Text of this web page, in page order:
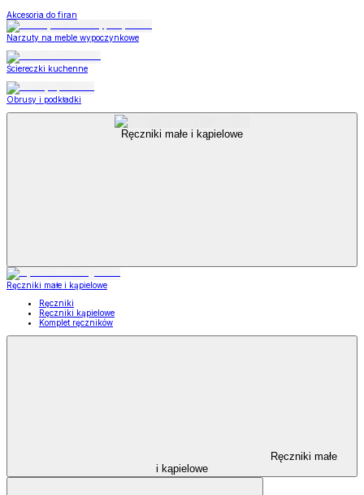
Akcesoria do firan
Narzuty na meble wypoczynkowe
Ściereczki kuchenne
Obrusy i podkładki
Ręczniki małe i kąpielowe
Ręczniki małe i kąpielowe
Ręczniki
Ręczniki kąpielowe
Komplet ręczników
Ręczniki małe
i kąpielowe